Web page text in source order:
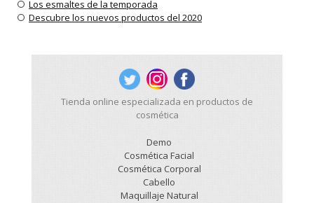
Los esmaltes de la temporada
Descubre los nuevos productos del 2020
Tienda online especializada en productos de
cosmética
Demo
Cosmética Facial
Cosmética Corporal
Cabello
Maquillaje Natural